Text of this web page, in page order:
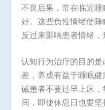
不良后果，常在临近
好。这些负性情绪使
反过来影响患者情绪，
认知行为治疗的目的
差，养成有益于睡眠
诫患者不要过早上床
间，即使休息日也要坚